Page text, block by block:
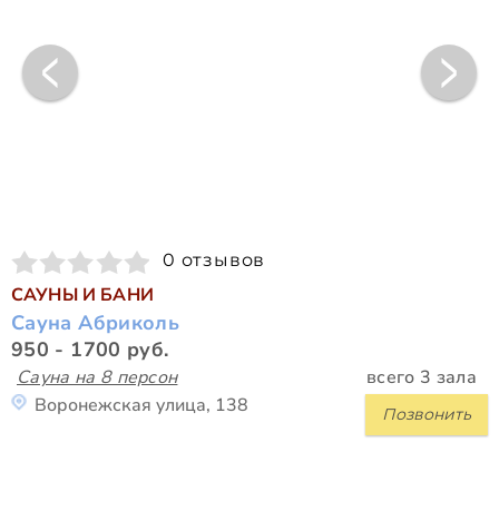
0 отзывов
САУНЫ И БАНИ
Сауна Абриколь
950 - 1700 руб.
Сауна на 8 персон всего 3 зала
Позвонить
Воронежская улица, 138